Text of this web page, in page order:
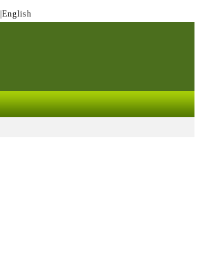
English